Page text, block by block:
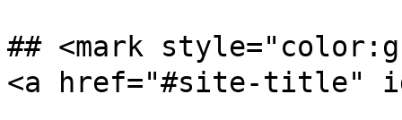
## <mark
<a href="#site-title"